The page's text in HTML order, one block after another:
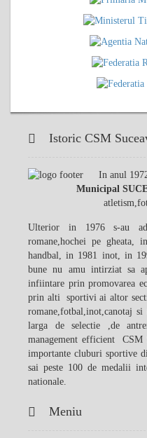
Istoric CSM
In anul
Municipal
Ulterior in 1976 s-au
romane,hochei pe
handbal, in 1981 inot, in
bune nu amu intirziat sa
infiintare prin promovarea
prin alti sportivi ai altor
romane,fotbal,inot,canotaj
larga de selectie ,de
management efficient CSM
importante cluburi sportive
sai peste 100 de medalii
nationale.
Meniu